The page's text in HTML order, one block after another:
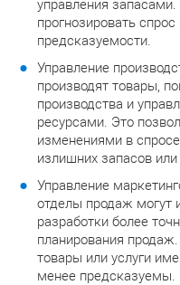
управления
прогнозировать
предсказуемости.
Управление
производят товары,
производства и
ресурсами. Это
изменениями в
излишних запасов
Управление
отделы продаж могут
разработки более
планирования
товары или услуги
менее предсказуемы.